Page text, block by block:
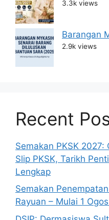
3.3k views
Barangan
2.9k views
Recent
Semakan PKSK
Slip PKSK, Tarikh
Lengkap
Semakan
Rayuan – Mulai 1